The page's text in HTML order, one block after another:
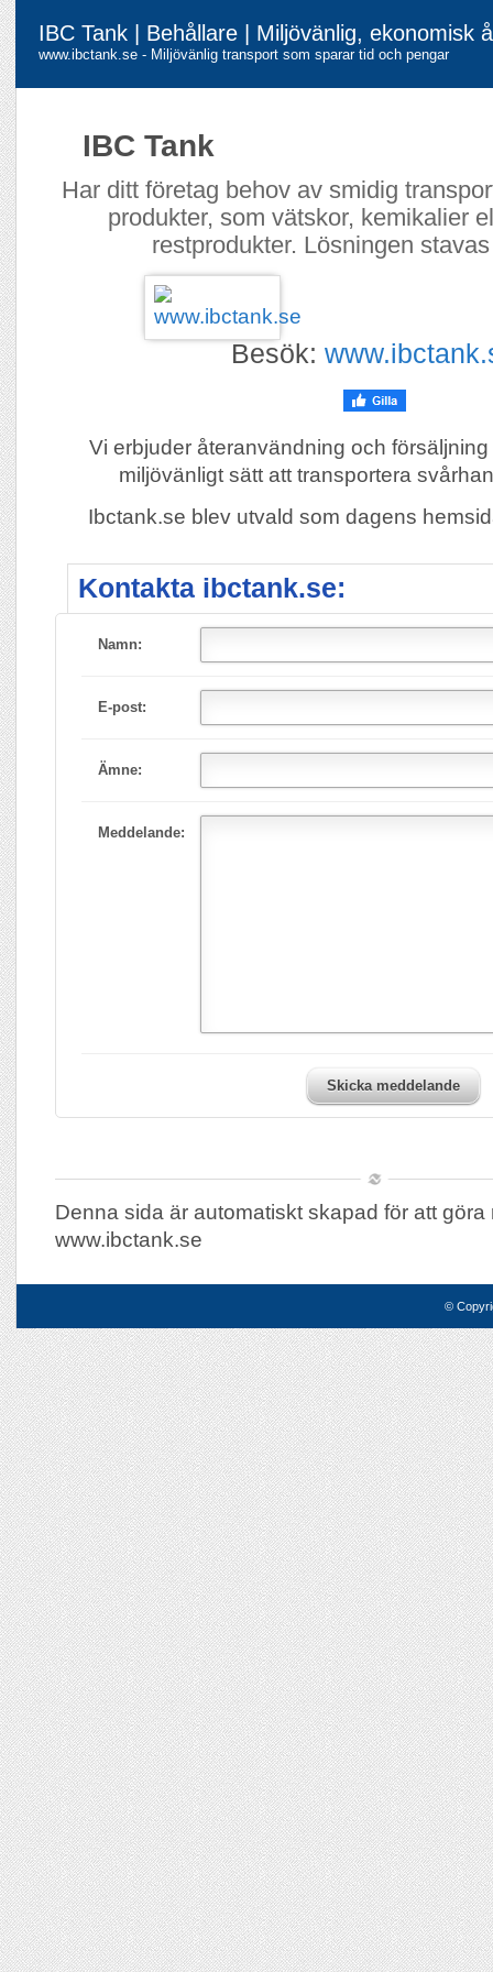
IBC Tank | Behållare | Miljövänlig, ekonomisk
www.ibctank.se - Miljövänlig transport som sparar tid och pengar
IBC Tank
Har ditt företag behov av smidig
produkter, som vätskor, kemikalier
restprodukter. Lösningen
Besök:
Vi erbjuder återanvändning och
miljövänligt sätt att transportera
Ibctank.se blev utvald som dagens
Kontakta ibctank.se:
Namn:
E-post:
Ämne:
Meddelande:
Skicka meddelande
Denna sida är automatiskt skapad för att göra
www.ibctank.se
©